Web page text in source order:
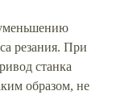
резания. При
станка
образом, не